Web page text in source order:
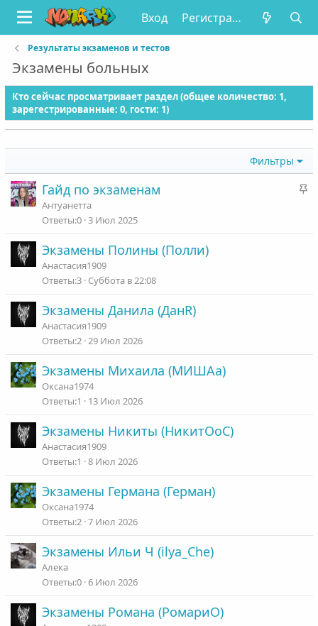
Вход Регистрация
Результаты экзаменов и тестов
Экзамены больных
Кто сейчас просматривает раздел (общее количество: 1,
зарегестрированные: 0, гости: 1)
Фильтры
З
Гайд по экзаменам
Антуанетта
0 3 Июл 2025
Экзамены Полины (Полли)
Анастасия1909
3 Суббота в 22:08
Экзамены Данила (ДанR)
Анастасия1909
2 29 Июл 2026
Экзамены Михаила (МИШАа)
Оксана1974
1
13 Июл 2026
Экзамены Никиты (НикитОоС)
Анастасия1909
1
8 Июл 2026
Экзамены Германа (Герман)
Оксана1974
2 7 Июл 2026
Экзамены Ильи Ч (ilya_Che)
Алека
0 6 Июл 2026
Экзамены Романа (РомариО)